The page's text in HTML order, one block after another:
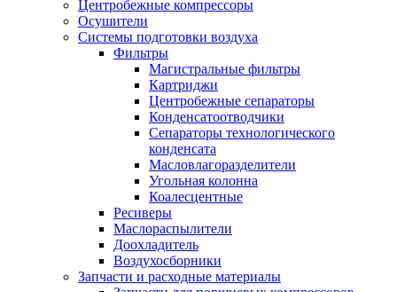
Центробежные компрессоры
Осушители
Системы подготовки воздуха
Фильтры
Магистральные фильтры
Картриджи
Центробежные сепараторы
Конденсатоотводчики
Сепараторы технологического
конденсата
Масловлагоразделители
Угольная колонна
Коалесцентные
Ресиверы
Маслораспылители
Доохладитель
Воздухосборники
Запчасти и расходные материалы